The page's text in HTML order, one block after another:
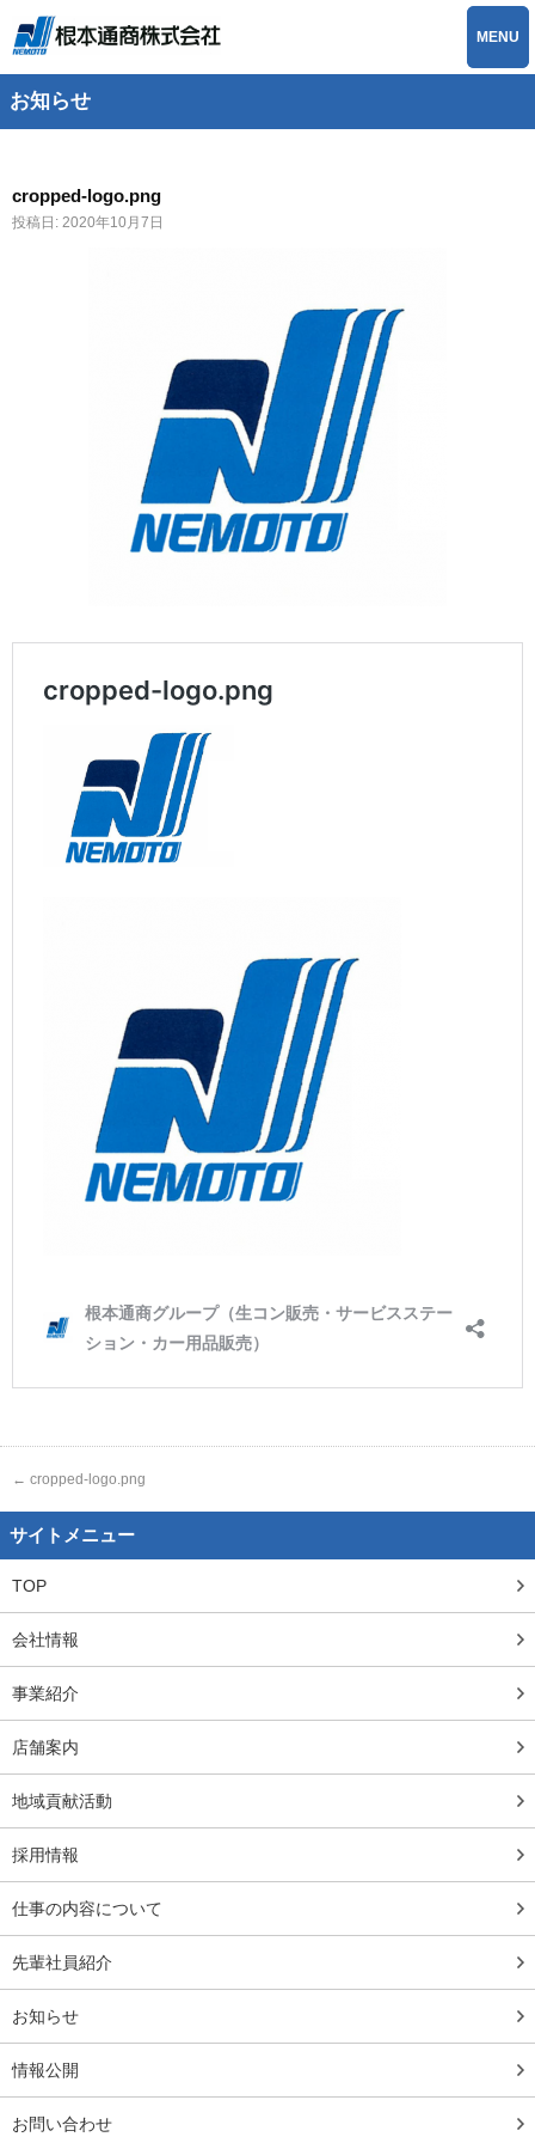
MENU
お知らせ
cropped-logo.png
投稿日: 2020年10月7日
← cropped-logo.png
サイトメニュー
TOP
会社情報
事業紹介
店舗案内
地域貢献活動
採用情報
仕事の内容について
先輩社員紹介
お知らせ
情報公開
お問い合わせ